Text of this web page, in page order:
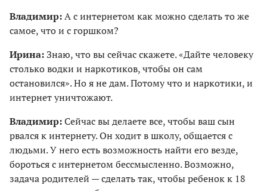
Владимир:А с интернетом как можно сделать то же
самое, что и с горшком?
Ирина:Знаю, что вы сейчас скажете. «Дайте человеку
столько водки и нар­котиков, чтобы он сам
остановился». Но я не дам. Потому что и наркотики, и
интернет уничтожают.
Владимир:Сейчас вы делаете все, чтобы ваш сын
рвался к интернету. Он ходит в школу, общается с
людьми. У него есть возможность найти его везде,
бороться с интернетом бессмысленно. Возможно,
задача родителей — сделать так, чтобы ребенок к 18